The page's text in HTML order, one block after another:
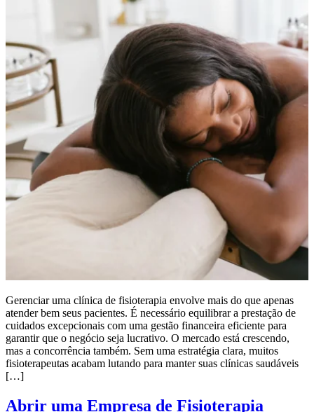
Gerenciar uma clínica de fisioterapia envolve mais do que apenas
atender bem seus pacientes. É necessário equilibrar a prestação de
cuidados excepcionais com uma gestão financeira eficiente para
garantir que o negócio seja lucrativo. O mercado está crescendo,
mas a concorrência também. Sem uma estratégia clara, muitos
fisioterapeutas acabam lutando para manter suas clínicas saudáveis
[…]
Abrir uma Empresa de Fisioterapia